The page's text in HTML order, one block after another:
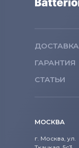
ДОСТАВКА
ГАРАНТИЯ
СТАТЬИ
МОСКВА
г. Москва, ул.